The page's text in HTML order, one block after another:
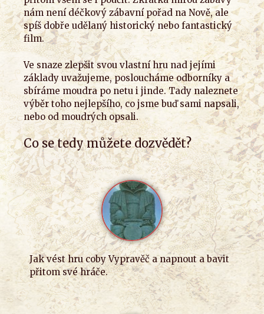
nám není déčkový zábavní pořad na Nově, ale
spíš dobře udělaný historický nebo fantastický
film.
Ve snaze zlepšit svou vlastní hru nad jejími
základy uvažujeme, posloucháme odborníky a
sbíráme moudra po netu i jinde. Tady naleznete
výběr toho nejlepšího, co jsme buď sami napsali,
nebo od moudrých opsali.
Co se tedy můžete dozvědět?
Jak vést hru coby Vypravěč a napnout a bavit
přitom své hráče.